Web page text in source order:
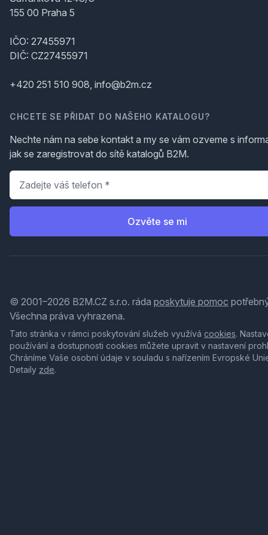
155 00 Praha 5
IČO: 27455971
DIČ: CZ27455971
+420 251 510 908, info@b2m.cz
CHCETE SE PŘIDAT DO NAŠEHO KATALOGU?
Nechte nám na sebe kontakt a my se vám ozveme s
jak se zaregistrovat do sítě katalogů B2M.
Telefon
Ozvěte se mi
© 2001–2026 B2M.CZ s.r.o. ráda poskytuje pomoc
Všechna práva vyhrazena.
Tato stránka v rámci poskytování služeb využívá cookies.
používání a dostupnosti cookies můžete upravit v nastavení
Chráníme Vaše osobní údaje v souladu s nařízením Evropské
Detaily zde.